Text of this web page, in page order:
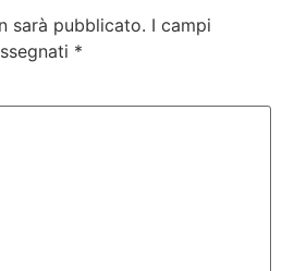
sarà pubblicato. I campi
*